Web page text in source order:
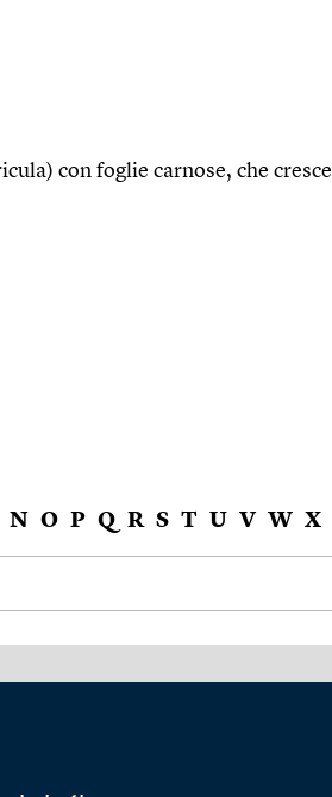
con foglie carnose, che cresce
N O P Q R S T U V W X